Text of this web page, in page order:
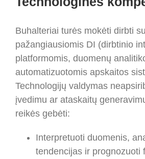
Buhalteriai turės mokėti dirbti su
pažangiausiomis DI (dirbtinio
platformomis, duomenų
automatizuotomis apskaitos
Technologijų valdymas
įvedimu ar ataskaitų
reikės gebėti:
Interpretuoti duomenis,
tendencijas ir prognozuoti